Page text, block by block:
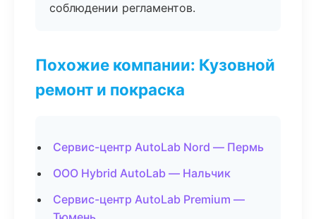
соблюдении регламентов.
Похожие компании: Кузовной
ремонт и покраска
Сервис-центр AutoLab Nord — Пермь
ООО Hybrid AutoLab — Нальчик
Сервис-центр AutoLab Premium —